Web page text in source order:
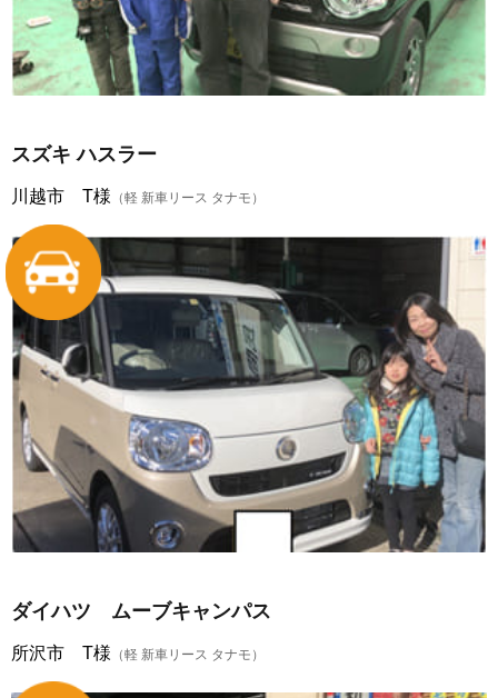
スズキ ハスラー
川越市 T様 （軽 新車リース タナモ）
ダイハツ ムーブキャンパス
所沢市 T様 （軽 新車リース タナモ）